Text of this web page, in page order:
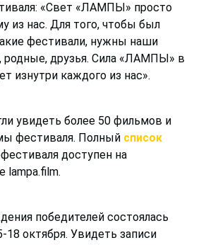
«Свет «ЛАМПЫ» просто
из нас. Для того, чтобы был
фестивали, нужны наши
родные, друзья. Сила «ЛАМПЫ» в
изнутри каждого из нас».
увидеть более 50 фильмов и
фестиваля. Полный список
доступен на
lampa.film.
победителей состоялась
октября. Увидеть записи